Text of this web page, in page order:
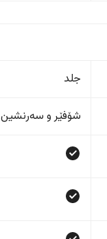
جلد
شۆفێر و سەرنشین